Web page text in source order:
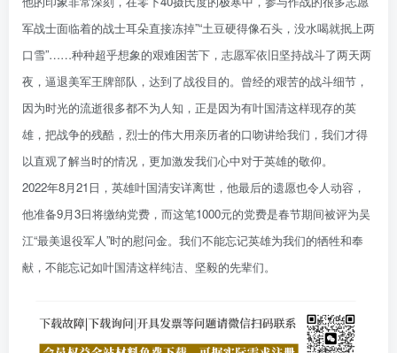
军战士面临着的战士耳朵直接冻掉”“土豆硬得像石头，没水喝就抿上两
口雪”……种种超乎想象的艰难困苦下，志愿军依旧坚持战斗了两天两
夜，逼退美军王牌部队，达到了战役目的。曾经的艰苦的战斗细节，
因为时光的流逝很多都不为人知，正是因为有叶国清这样现存的英
雄，把战争的残酷，烈士的伟大用亲历者的口吻讲给我们，我们才得
以直观了解当时的情况，更加激发我们心中对于英雄的敬仰。
2022年8月21日，英雄叶国清安详离世，他最后的遗愿也令人动容，
他准备9月3日将缴纳党费，而这笔1000元的党费是春节期间被评为吴
江“最美退役军人”时的慰问金。我们不能忘记英雄为我们的牺牲和奉
献，不能忘记如叶国清这样纯洁、坚毅的先辈们。